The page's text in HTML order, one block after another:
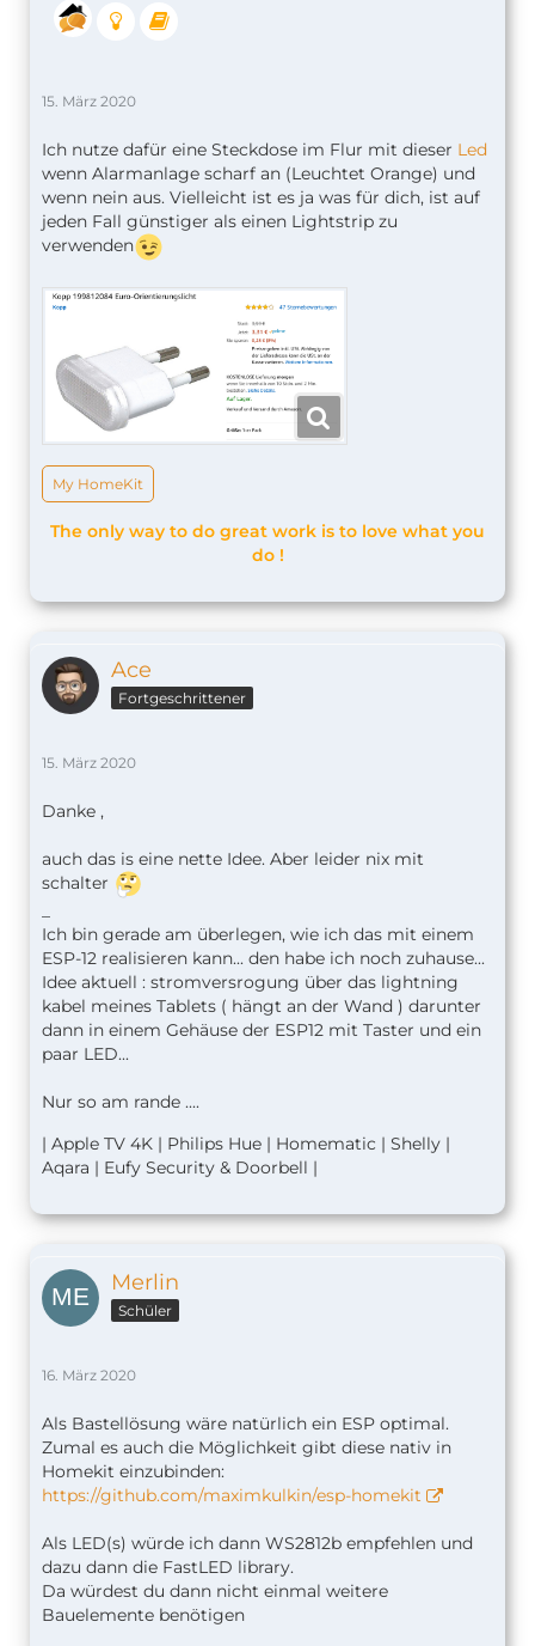
15. März 2020
Ich nutze dafür eine Steckdose im Flur mit dieser Led
wenn Alarmanlage scharf an (Leuchtet Orange) und
wenn nein aus. Vielleicht ist es ja was für dich, ist auf
jeden Fall günstiger als einen Lightstrip zu
verwenden
My HomeKit
The only way to do great work is to love what you
do !
Ace
Fortgeschrittener
15. März 2020
Danke ,
auch das is eine nette Idee. Aber leider nix mit
schalter
Ich bin gerade am überlegen, wie ich das mit einem
ESP-12 realisieren kann... den habe ich noch zuhause...
Idee aktuell : stromversrogung über das lightning
kabel meines Tablets ( hängt an der Wand ) darunter
dann in einem Gehäuse der ESP12 mit Taster und ein
paar LED...
Nur so am rande ....
| Apple TV 4K | Philips Hue | Homematic | Shelly |
Aqara | Eufy Security & Doorbell |
Merlin
Schüler
16. März 2020
Als Bastellösung wäre natürlich ein ESP optimal.
Zumal es auch die Möglichkeit gibt diese nativ in
Homekit einzubinden:
https://github.com/maximkulkin/esp-homekit
Als LED(s) würde ich dann WS2812b empfehlen und
dazu dann die FastLED library.
Da würdest du dann nicht einmal weitere
Bauelemente benötigen